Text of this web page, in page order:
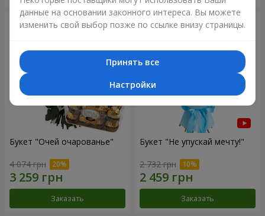
Букет "Очей очарованье"
4 074 грн
Заказать
Букет "Не упускай мечту!"
2 732 грн
Заказать
данные на основании законного интереса. Вы можете
изменить свой выбор позже по ссылке внизу страницы.
Принять все
Настройки